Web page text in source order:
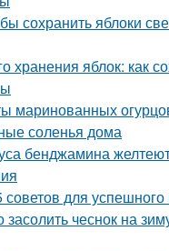
сохранить яблоки
хранения яблок: как
маринованных
соленья дома
бенджамина
советов для
засолить чеснок на